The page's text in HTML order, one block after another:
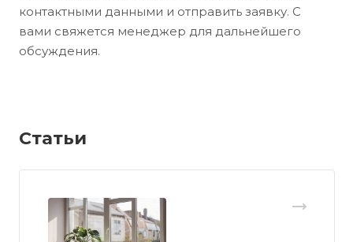
контактными данными и отправить заявку. С
вами свяжется менеджер для дальнейшего
обсуждения.
Статьи